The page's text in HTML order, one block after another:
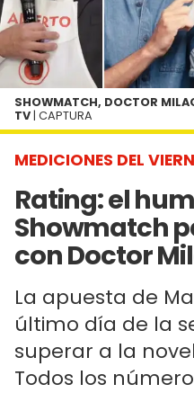
MEDICIONES DEL
Rating: el
Showmatch
con Doctor
La apuesta de
último día de la
superar a la
Todos los
SHOWMATCH, DOCTOR
TV | CAPTURA